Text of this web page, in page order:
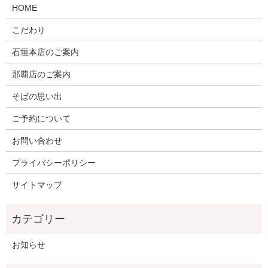
HOME
こだわり
石垣本店のご案内
那覇店のご案内
そばの思い出
ご予約について
お問い合わせ
プライバシーポリシー
サイトマップ
お知らせ